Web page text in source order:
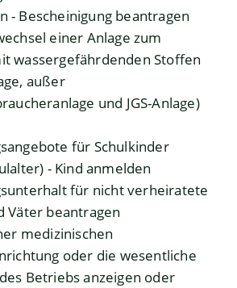
- Bescheinigung beantragen
einer Anlage zum
wassergefährdenden Stoffen
außer
und JGS-Anlage)
für Schulkinder
- Kind anmelden
für nicht verheiratete
Väter beantragen
medizinischen
oder die wesentliche
Betriebs anzeigen oder